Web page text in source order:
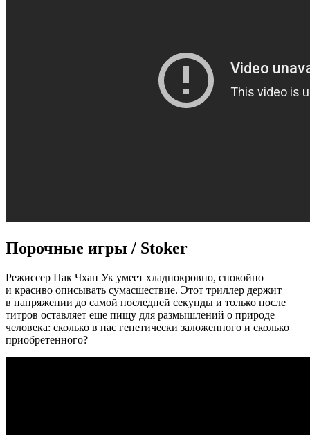
Порочные игры / Stoker
Режиссер Пак Чхан Ук умеет хладнокровно, спокойно
и красиво описывать сумасшествие. Этот триллер держит
в напряжении до самой последней секунды и только после
титров оставляет еще пищу для размышлений о природе
человека: сколько в нас генетически заложенного и сколько
приобретенного?